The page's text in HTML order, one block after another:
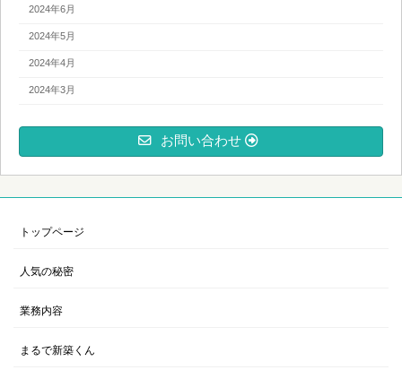
2024年6月
2024年5月
2024年4月
2024年3月
お問い合わせ
トップページ
人気の秘密
業務内容
まるで新築くん